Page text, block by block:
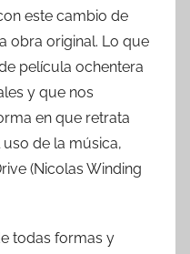
este cambio de
obra original. Lo que
película ochentera
y que nos
en que retrata
de la música,
(Nicolas Winding
todas formas y